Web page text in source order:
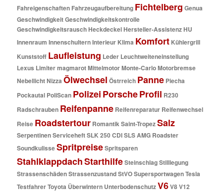
Fahreigenschaften Fahrzeugaufbereitung Fichtelberg Genua
GeschwindigkeitGeschwindigkeitskontrolle
GeschwindigkeitsrauschHeckdeckelHersteller-AssistenzHU
Innenraum InnenschulternInterieur Klima Komfort Kühlergrill
Kunststoff Laufleistung Leder Leuchtweiteneinstellung
Lexus LimitermagmarotMittelmotorMonte-CarloMotorbremse
NebellichtNizza Ölwechsel Östrreich Panne Piecha
Pockautal PoliScan PolizeiPorscheProfil R230
Radschrauben Reifenpanne Reifenreparatur Reifenwechsel
Reise Roadstertour RomantikSaint-TropezSalz
SerpentinenServiceheftSLK 250 CDISLS AMG Roadster
SoundkulisseSpritpreiseSpritsparen
StahlklappdachStarthilfeSteinschlagStilllegung
StrassenschädenStrassenzustandStVOSupersportwagenTesla
TestfahrerToyota Überwintern UnterbodenschutzV6V8V12